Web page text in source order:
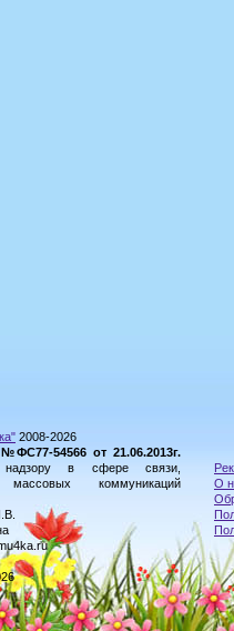
2008-2026
54566 от 21.06.2013г.
в сфере связи,
коммуникаций
О